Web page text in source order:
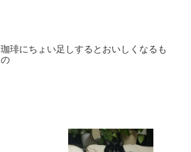
珈琲にちょい足しするとおいしくなるも
の